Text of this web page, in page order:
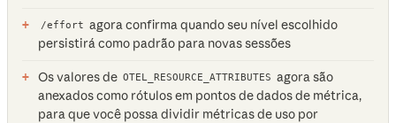
/effort agora confirma quando seu nível escolhido
persistirá como padrão para novas sessões
Os valores de OTEL_RESOURCE_ATTRIBUTES agora são
anexados como rótulos em pontos de dados de métrica,
para que você possa dividir métricas de uso por